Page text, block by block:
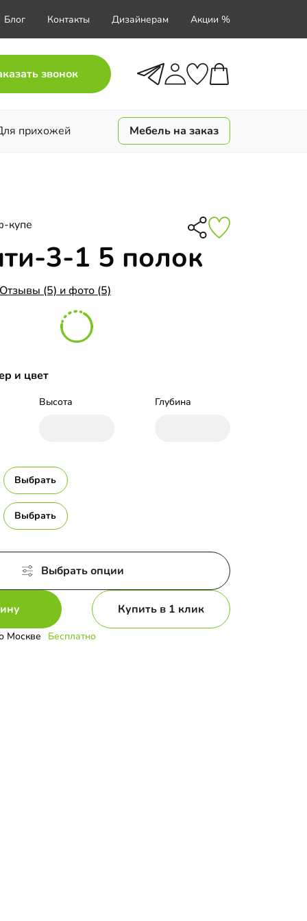
Блог Контакты Дизайнерам Акции %
звонок
прихожей Мебель на заказ
купе
3-1 5 полок
Отзывы (5) и фото (5)
и цвет
Высота Глубина
Выбрать
Выбрать
Выбрать опции
Купить в 1 клик
Москве Бесплатно